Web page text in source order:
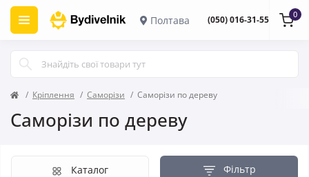
Полтава (050) 016-31-55 0
Кріплення Саморізи Саморізи по дереву
Саморізи по дереву
Фільтр
Каталог